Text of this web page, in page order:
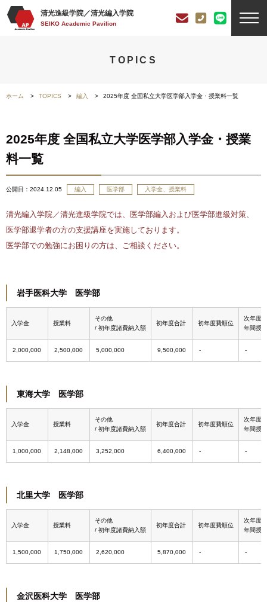
清光進級学院／清光編入学院
SEIKO Academic Pavilion
TOPICS
ホーム TOPICS 編入 2025年度 全国私立大学医学部入学金・授業料一覧
2025年度 全国私立大学医学部入学金・授業
料一覧
公開日： 2024.12.05 編入 医学部 入学金、授業料
清光編入学院／清光進級学院では、医学部編入および医学部進級対策、
医学部退学者の方の支援講座を実施しております。
医学部での勉強にお困りの方は、ご相談ください。
岩手医科大学 医学部
入学金 授業料
その他
/ 初年度諸費納入額
初年度合計 初年度費順位
次年度
年間授
2,000,000 2,500,000 5,000,000 9,500,000
東海大学 医学部
入学金 授業料
その他
/ 初年度諸費納入額
初年度合計 初年度費順位
次年度
年間授
1,000,000 2,148,000 3,252,000 6,400,000
北里大学 医学部
入学金 授業料
その他
/ 初年度諸費納入額
初年度合計 初年度費順位
次年度
年間授
1,500,000 1,750,000 2,620,000 5,870,000
金沢医科大学 医学部